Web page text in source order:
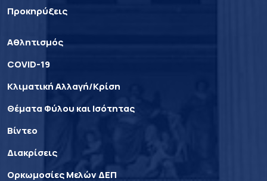
Προκηρύξεις
Αθλητισμός
COVID-19
Κλιματική Αλλαγή/Κρίση
Θέματα Φύλου και Ισότητας
Βίντεο
Διακρίσεις
Ορκωμοσίες Μελών ΔΕΠ